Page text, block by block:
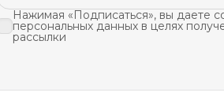
Нажимая «Подписаться», вы даете
персональных данных в целях
рассылки